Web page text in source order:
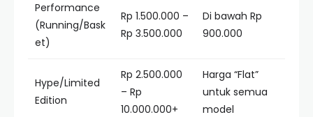
Performance
(Running/Bask
et)
Rp 1.500.000 –
Rp 3.500.000
Di bawah Rp
900.000
Hype/Limited
Edition
Rp 2.500.000
– Rp
10.000.000+
Harga “Flat”
untuk semua
model